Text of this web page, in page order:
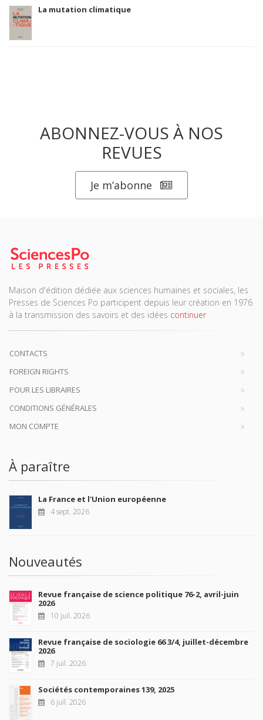
La mutation climatique
ABONNEZ-VOUS À NOS
REVUES
Je m’abonne
Maison d'édition dédiée aux sciences humaines et sociales, les
Presses de Sciences Po participent depuis leur création en 1976
à la transmission des savoirs et des idées continuer
CONTACTS
FOREIGN RIGHTS
POUR LES LIBRAIRES
CONDITIONS GÉNÉRALES
MON COMPTE
À paraître
La France et l'Union européenne
4 sept. 2026
Nouveautés
Revue française de science politique 76-2, avril-juin
2026
10 juil. 2026
Revue française de sociologie 66 3/4, juillet-décembre
2026
7 juil. 2026
Sociétés contemporaines 139, 2025
6 juil. 2026